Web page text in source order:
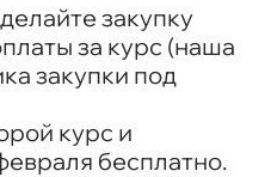
закупку
за курс (наша
закупки под
курс и
бесплатно.